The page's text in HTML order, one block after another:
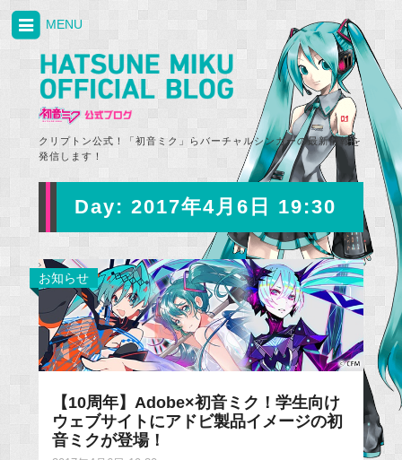
クリプトン公式！「初音ミク」らバーチャルシンガーの最新情報を
発信します！
MENU
Day: 2017年4月6日 19:30
お知らせ
【10周年】Adobe×初音ミク！学生向け
ウェブサイトにアドビ製品イメージの初
音ミクが登場！